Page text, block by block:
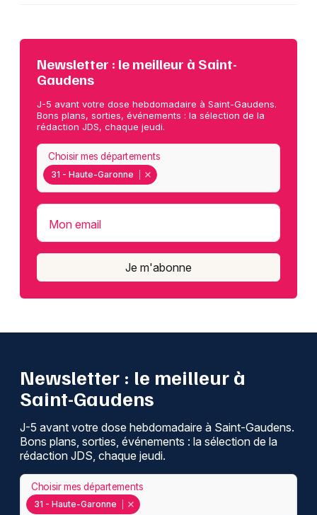
Newsletter : le meilleur à Saint-
Gaudens
J-5 avant votre dose hebdomadaire à Saint-Gaudens.
Bons plans, sorties, événements : la sélection de la
rédaction JDS, chaque jeudi.
31 - Haute-Garonne
Choisir mes départements
Mon email
Je m'abonne
Newsletter : le meilleur à
Saint-Gaudens
J-5 avant votre dose hebdomadaire à Saint-Gaudens.
Bons plans, sorties, événements : la sélection de la
rédaction JDS, chaque jeudi.
31 - Haute-Garonne
Choisir mes départements